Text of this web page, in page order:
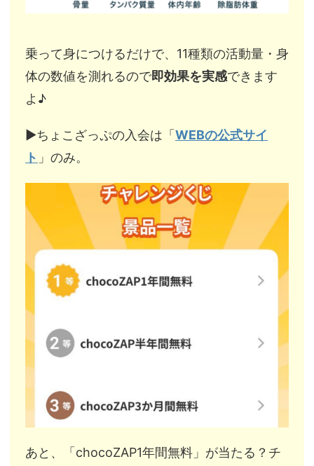
乗って身につけるだけで、11種類の活動量・身
体の数値を測れるので即効果を実感できます
よ♪
▶︎ちょこざっぷの入会は「WEBの公式サイ
ト 」のみ。
あと、「chocoZAP1年間無料」が当たる？チ